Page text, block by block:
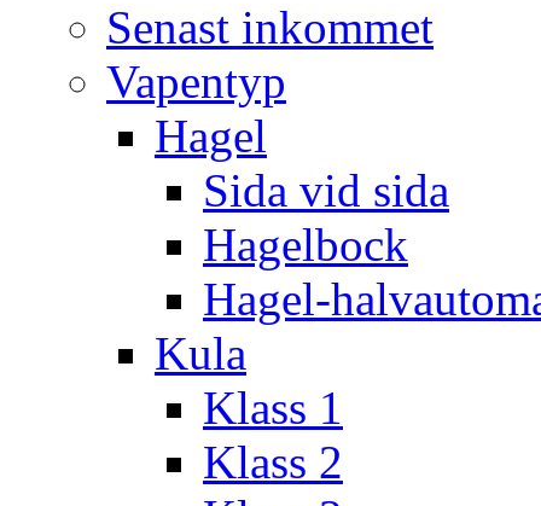
Senast inkommet
Vapentyp
Hagel
Sida vid sida
Hagelbock
Hagel-
Kula
Klass 1
Klass 2